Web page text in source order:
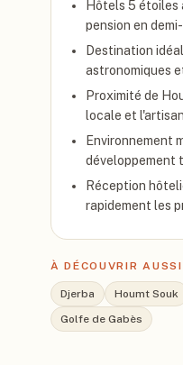
Hôtels 5 étoiles
pension en
Destination
astronomiques
Proximité de
locale et
Environnement
développement
Réception
rapidement les
À DÉCOUVRIR AUSSI
Djerba Houmt Souk
Golfe de Gabès